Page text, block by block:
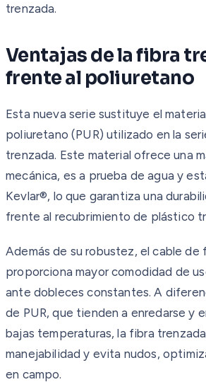
trenzada.
Ventajas de la fibra
frente al poliuretano
Esta nueva serie sustituye el
poliuretano (PUR) utilizado en la
trenzada. Este material ofrece una
mecánica, es a prueba de agua y
Kevlar®, lo que garantiza una
frente al recubrimiento de plástico
Además de su robustez, el cable de
proporciona mayor comodidad de
ante dobleces constantes. A
de PUR, que tienden a enredarse y
bajas temperaturas, la fibra
manejabilidad y evita nudos,
en campo.